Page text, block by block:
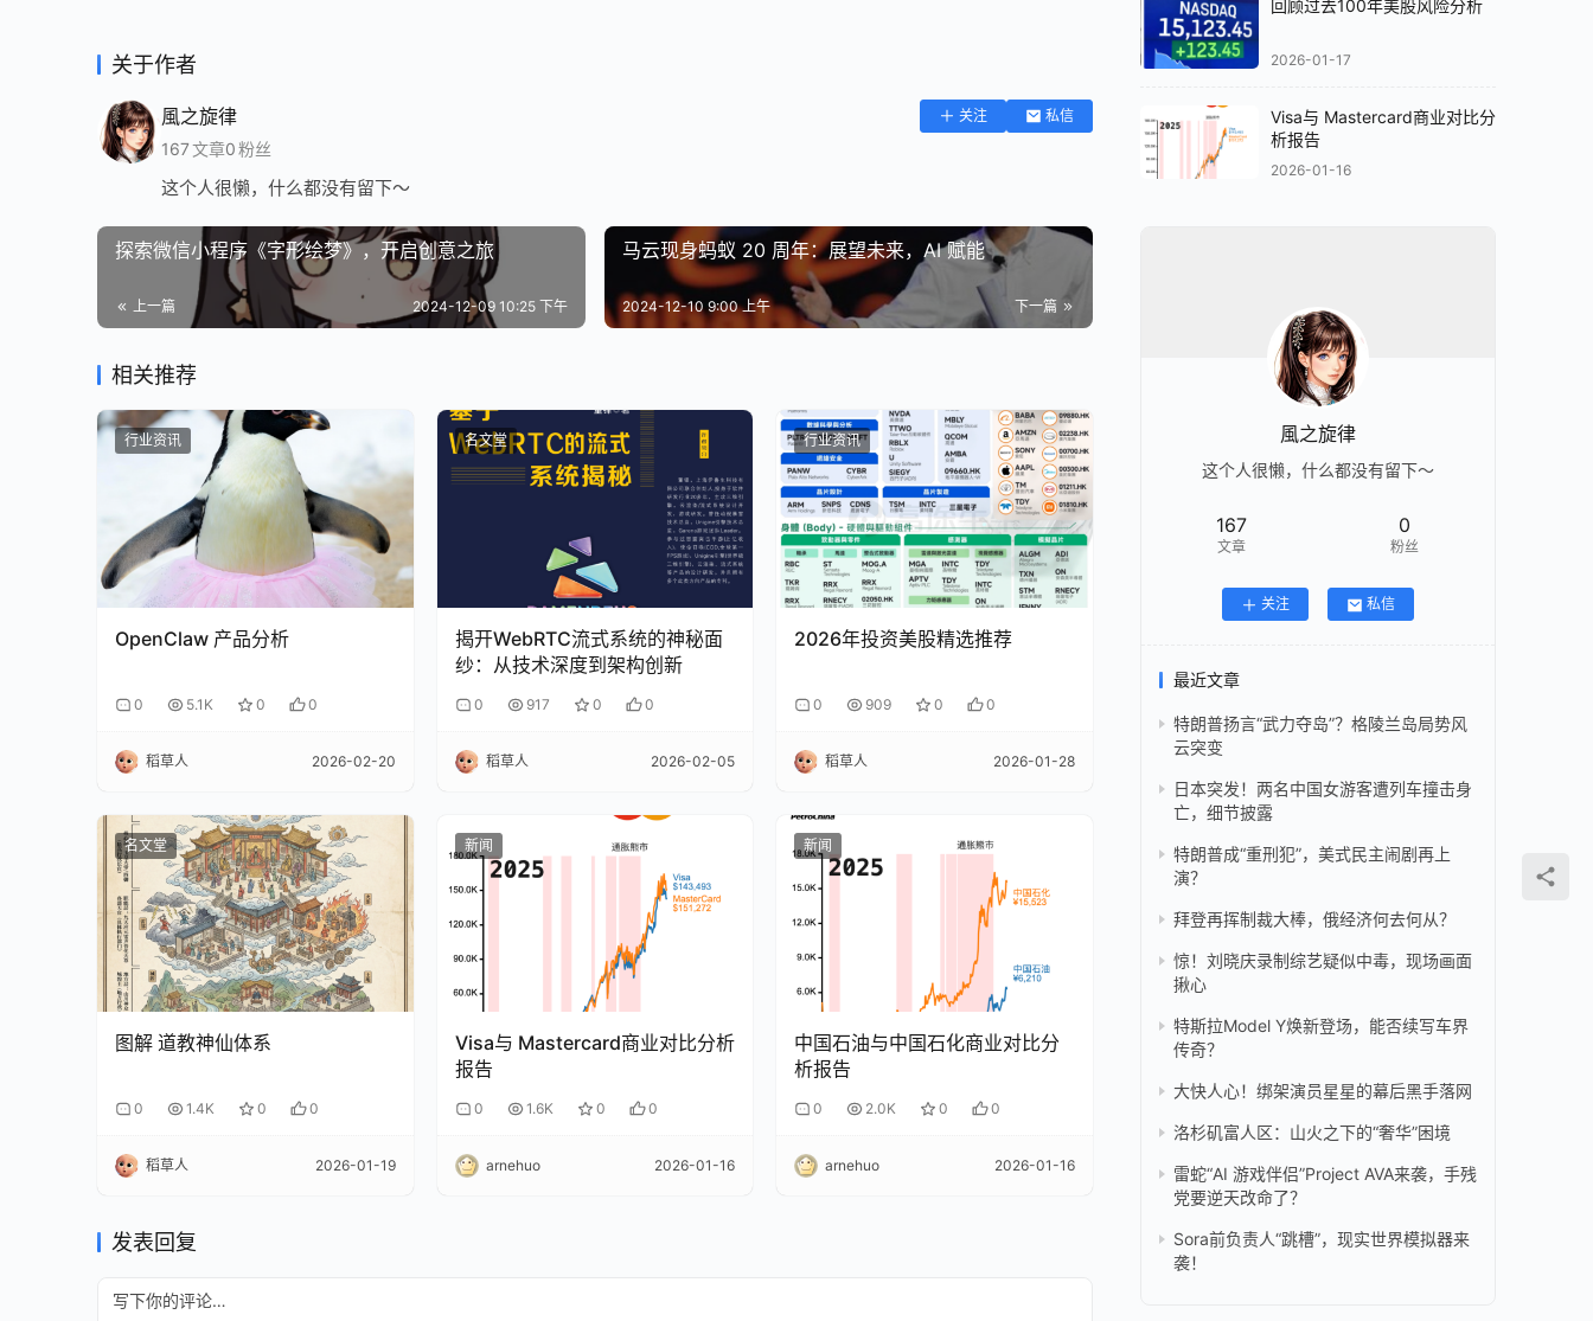
关于作者
風之旋律 关注 私信
167文章0粉丝
这个人很懒，什么都没有留下～
探索微信小程序《字形绘梦》，开启创意之旅
上一篇 2024-12-09 10:25 下午
马云现身蚂蚁 20 周年：展望未来，AI 赋能
下一篇
2024-12-10 9:00 上午
相关推荐
行业资讯
OpenClaw 产品分析
0 5.1K 0 0
稻草人 2026-02-20
名文堂
揭开WebRTC流式系统的神秘面
纱：从技术深度到架构创新
0 917 0 0
稻草人 2026-02-05
行业资讯
2026年投资美股精选推荐
0 909 0 0
稻草人 2026-01-28
名文堂
图解 道教神仙体系
0 1.4K 0 0
稻草人 2026-01-19
新闻
Visa与 Mastercard商业对比分析
报告
0 1.6K 0 0
arnehuo 2026-01-16
新闻
中国石油与中国石化商业对比分
析报告
0 2.0K 0 0
arnehuo 2026-01-16
发表回复
回顾过去100年美股风险分析
2026-01-17
Visa与 Mastercard商业对比分
析报告
2026-01-16
風之旋律
这个人很懒，什么都没有留下～
167
文章
0
粉丝
关注 私信
最近文章
特朗普扬言“武力夺岛”？格陵兰岛局势风
云突变
日本突发！两名中国女游客遭列车撞击身
亡，细节披露
特朗普成“重刑犯”，美式民主闹剧再上
演？
拜登再挥制裁大棒，俄经济何去何从？
惊！刘晓庆录制综艺疑似中毒，现场画面
揪心
特斯拉Model Y焕新登场，能否续写车界
传奇？
大快人心！绑架演员星星的幕后黑手落网
洛杉矶富人区：山火之下的“奢华”困境
雷蛇“AI 游戏伴侣”Project AVA来袭，手残
党要逆天改命了？
Sora前负责人“跳槽”，现实世界模拟器来
袭！